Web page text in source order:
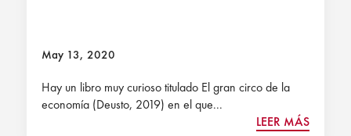
May 13, 2020
Hay un libro muy curioso titulado El gran circo de la
economía (Deusto, 2019) en el que...
LEER MÁS